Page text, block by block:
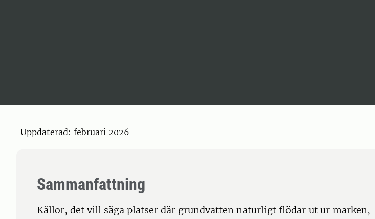
Uppdaterad: februari 2026
Sammanfattning
Källor, det vill säga platser där grundvatten naturligt flödar ut ur marken,